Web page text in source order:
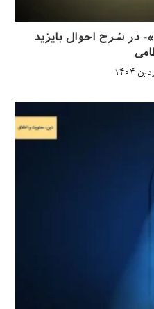
در شرح احوال بایزید